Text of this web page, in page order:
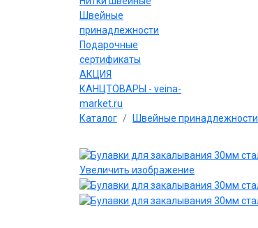
Швейные
принадлежности
Подарочные
сертификаты
АКЦИЯ
КАНЦТОВАРЫ - veina-
market.ru
Каталог Швейные принадлежности
Увеличить изображение